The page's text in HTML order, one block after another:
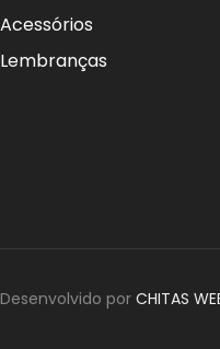
Acessórios
Lembranças
Desenvolvido por CHITAS